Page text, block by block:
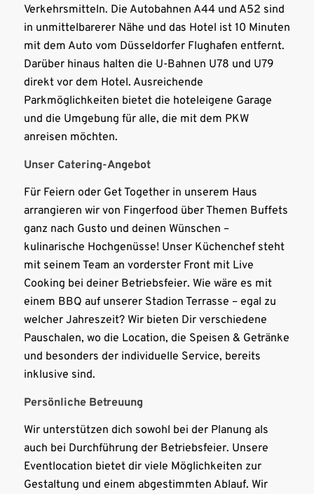
Verkehrsmitteln. Die Autobahnen A44 und A52 sind
in unmittelbarerer Nähe und das Hotel ist 10 Minuten
mit dem Auto vom Düsseldorfer Flughafen entfernt.
Darüber hinaus halten die U-Bahnen U78 und U79
direkt vor dem Hotel. Ausreichende
Parkmöglichkeiten bietet die hoteleigene Garage
und die Umgebung für alle, die mit dem PKW
anreisen möchten.
Unser Catering-Angebot
Für Feiern oder Get Together in unserem Haus
arrangieren wir von Fingerfood über Themen Buffets
ganz nach Gusto und deinen Wünschen –
kulinarische Hochgenüsse! Unser Küchenchef steht
mit seinem Team an vorderster Front mit Live
Cooking bei deiner Betriebsfeier. Wie wäre es mit
einem BBQ auf unserer Stadion Terrasse – egal zu
welcher Jahreszeit? Wir bieten Dir verschiedene
Pauschalen, wo die Location, die Speisen & Getränke
und besonders der individuelle Service, bereits
inklusive sind.
Persönliche Betreuung
Wir unterstützen dich sowohl bei der Planung als
auch bei Durchführung der Betriebsfeier. Unsere
Eventlocation bietet dir viele Möglichkeiten zur
Gestaltung und einem abgestimmten Ablauf. Wir